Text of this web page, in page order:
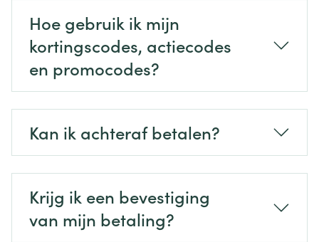
Hoe gebruik ik mijn
kortingscodes, actiecodes
en promocodes?
Kan ik achteraf betalen?
Krijg ik een bevestiging
van mijn betaling?